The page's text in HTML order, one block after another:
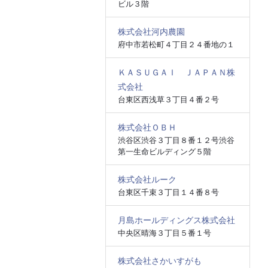
ビル３階
株式会社河内農園
府中市若松町４丁目２４番地の１
ＫＡＳＵＧＡＩ ＪＡＰＡＮ株
式会社
台東区西浅草３丁目４番２号
株式会社ＯＢＨ
渋谷区渋谷３丁目８番１２号渋谷
第一生命ビルディング５階
株式会社ルーク
台東区千束３丁目１４番８号
月島ホールディングス株式会社
中央区晴海３丁目５番１号
株式会社さかいすがも